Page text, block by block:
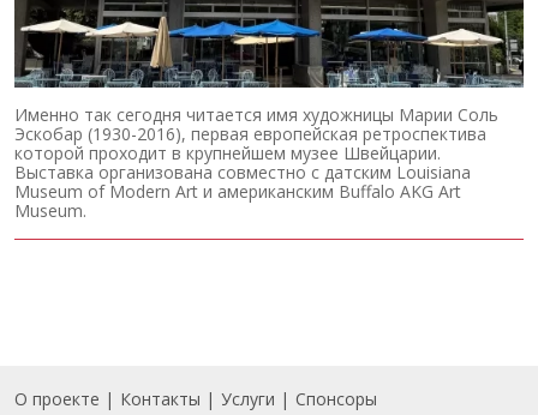
Именно так сегодня читается имя художницы Марии Соль
Эскобар (1930-2016), первая европейская ретроспектива
которой проходит в крупнейшем музее Швейцарии.
Выставка организована совместно с датским Louisiana
Museum of Modern Art и американским Buffalo AKG Art
Museum.
Footer
О проекте Контакты Услуги Спонсоры